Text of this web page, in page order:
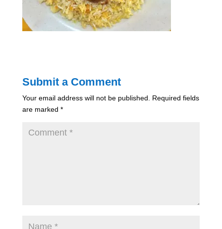
Submit a Comment
Your email address will not be published. Required fields
are marked *